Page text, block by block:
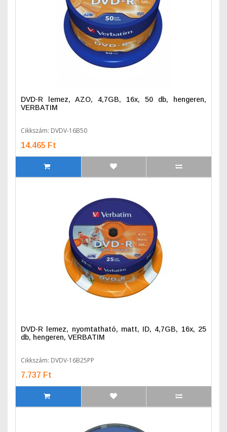
DVD-R lemez, AZO, 4,7GB, 16x, 50 db, hengeren,
VERBATIM
Cikkszám: DVDV-16B50
14.465 Ft
DVD-R lemez, nyomtatható, matt, ID, 4,7GB, 16x, 25
db, hengeren, VERBATIM
Cikkszám: DVDV-16B25PP
7.737 Ft